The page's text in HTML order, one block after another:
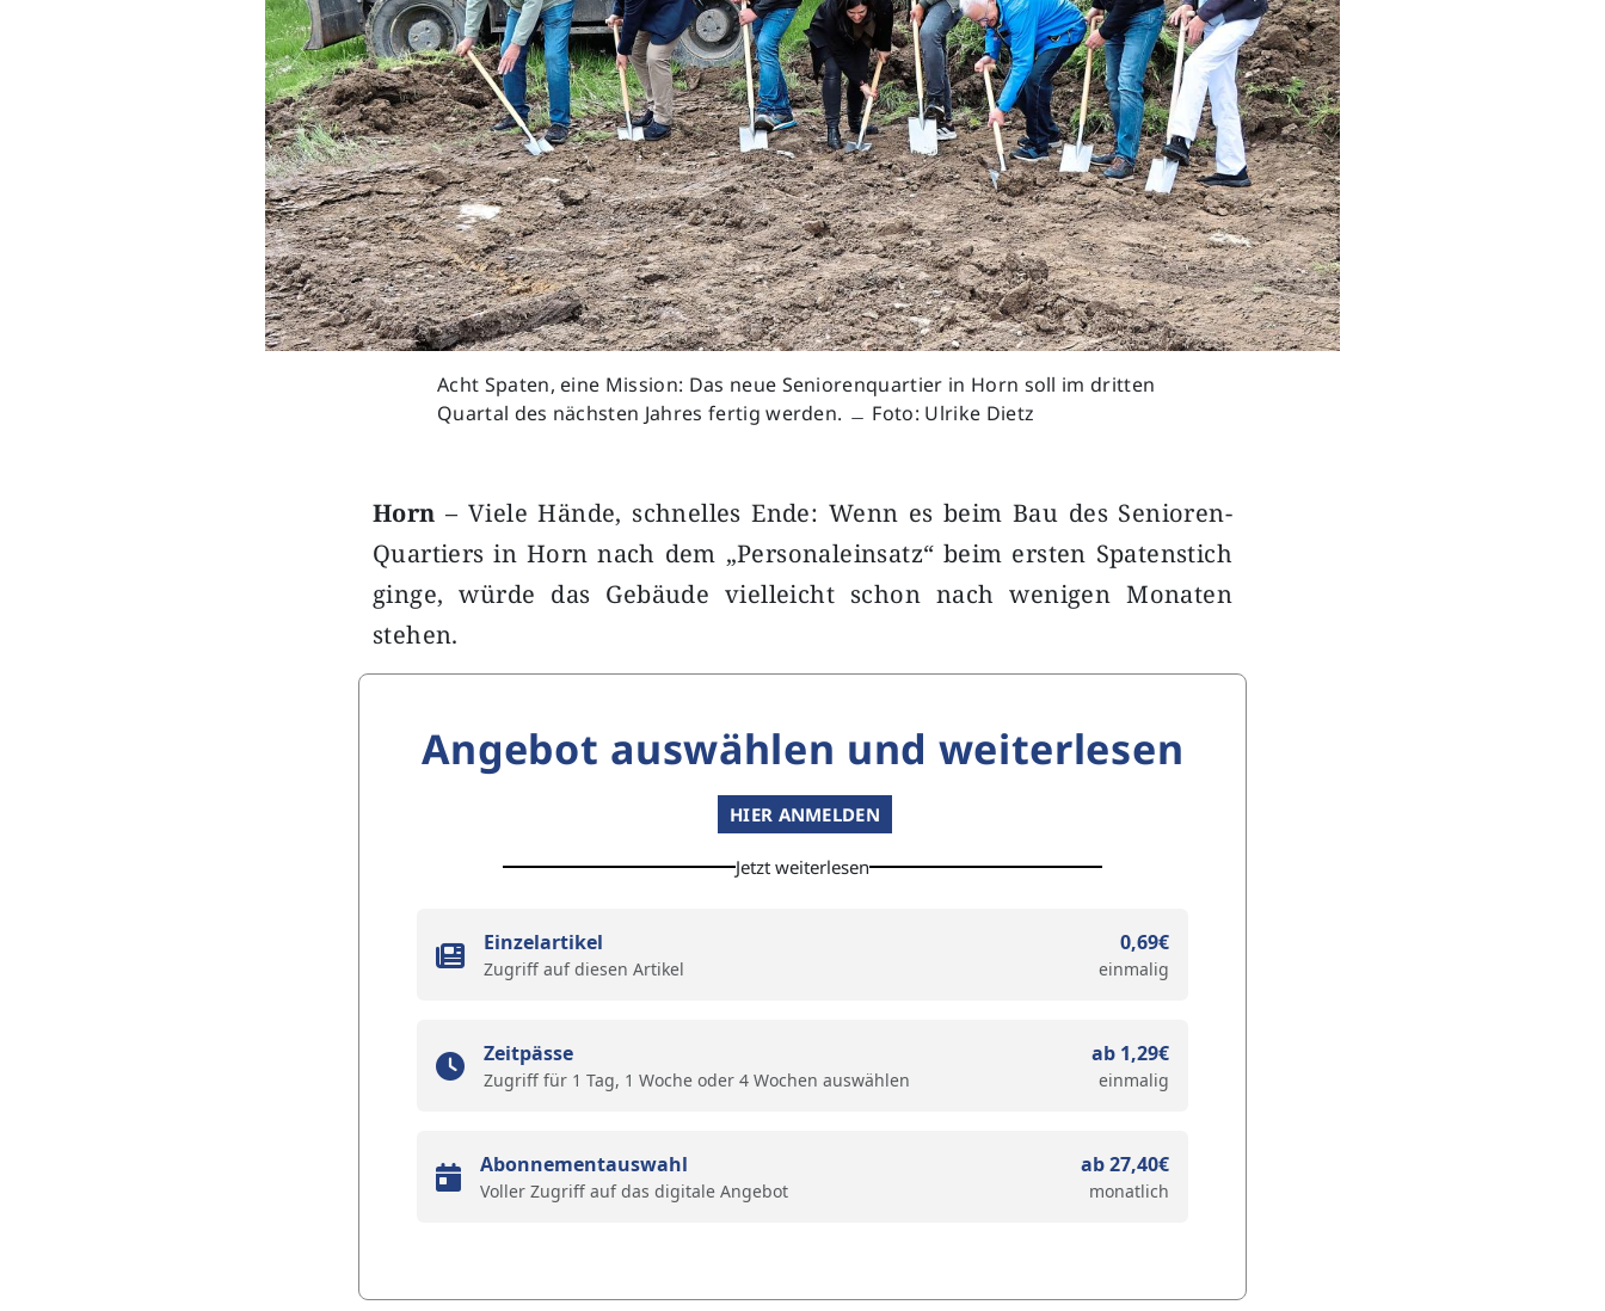
Acht Spaten, eine Mission: Das neue Seniorenquartier in Horn soll im dritten
Quartal des nächsten Jahres fertig werden. ﹘ Foto: Ulrike Dietz
Horn – Viele Hände, schnelles Ende: Wenn es beim Bau des Senioren-
Quartiers in Horn nach dem „Personaleinsatz“ beim ersten Spatenstich
ginge, würde das Gebäude vielleicht schon nach wenigen Monaten
stehen.
Angebot auswählen und weiterlesen
HIER ANMELDEN
Jetzt weiterlesen
Einzelartikel
Zugriff auf diesen Artikel
0,69€
einmalig
Zeitpässe
Zugriff für 1 Tag, 1 Woche oder 4 Wochen auswählen
ab 1,29€
einmalig
Abonnementauswahl
Voller Zugriff auf das digitale Angebot
ab 27,40€
monatlich